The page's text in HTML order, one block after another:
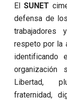
ElSUNET
defensa de
trabajadores
respeto por la
identificando
organización
Libertad,
fraternidad,